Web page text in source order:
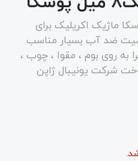
رنگ 8 میل پوسکا ماژیک اکریلیک برای
ضد آب بسیار مناسب
به روی بوم ، مقوا ، چوب ،
شرکت یونیبال ژاپن